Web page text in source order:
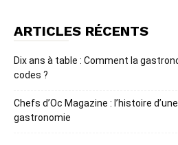
ARTICLES RÉCENTS
Dix ans à table : Comment la
codes ?
Chefs d’Oc Magazine : l’histoire
gastronomie